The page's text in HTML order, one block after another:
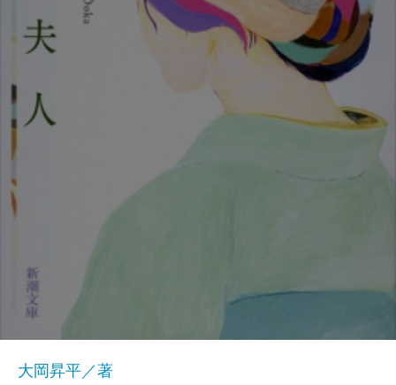
大岡昇平／著